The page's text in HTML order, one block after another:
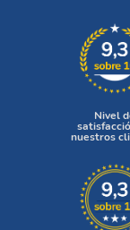
Nivel
nuestros